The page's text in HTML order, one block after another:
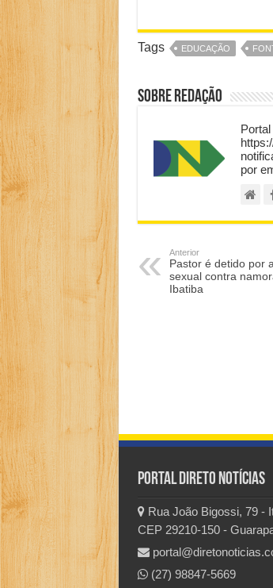
Tags EDUCAÇÃO
Sobre Redação
por
Anterior
Pastor é detido por
sexual contra
Ibatiba
Portal Direto Notícias
Rua João Bigossi, 79 -
CEP 29210-150 -
(27) 98847-5669